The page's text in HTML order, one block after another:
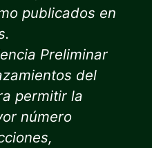
publicados en
Preliminar
del
permitir la
número